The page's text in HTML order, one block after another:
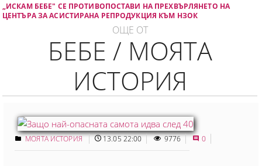
„ИСКАМ БЕБЕ" СЕ ПРОТИВОПОСТАВИ НА ПРЕХВЪРЛЯНЕТО НА
ЦЕНТЪРА ЗА АСИСТИРАНА РЕПРОДУКЦИЯ КЪМ НЗОК
ОЩЕ ОТ
БЕБЕ / МОЯТА
ИСТОРИЯ
МОЯТА ИСТОРИЯ 13.05 22:00 9776 0